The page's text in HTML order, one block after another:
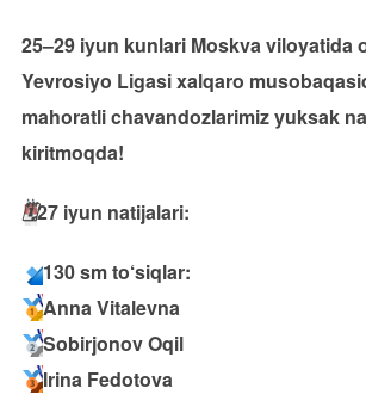
25–29 iyun kunlari Moskva viloyatida
Yevrosiyo Ligasi xalqaro
mahoratli chavandozlarimiz yuksak
kiritmoqda!
🗓27 iyun natijalari:
130 sm to‘siqlar:
Anna Vitalevna
Sobirjonov Oqil
Irina Fedotova